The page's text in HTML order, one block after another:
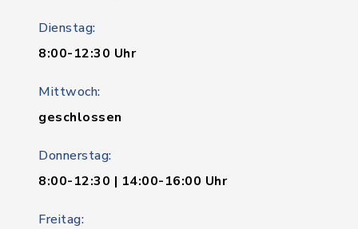
Dienstag:
8:00-12:30 Uhr
Mittwoch:
geschlossen
Donnerstag:
8:00-12:30 | 14:00-16:00 Uhr
Freitag: